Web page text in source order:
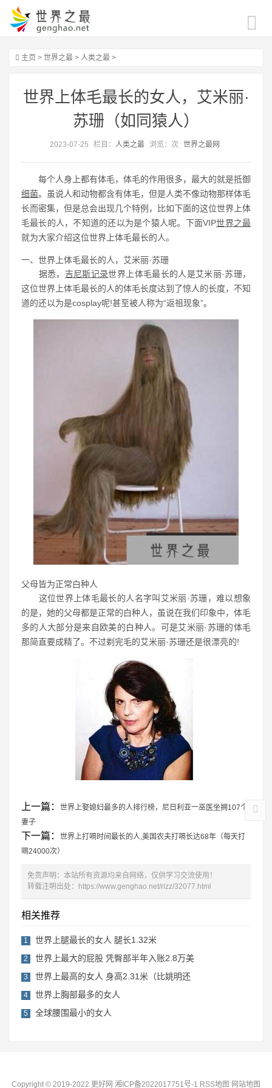
主页 > 世界之最 > 人类之最 >
世界上体毛最长的女人，艾米丽·
苏珊（如同猿人）
2023-07-25 栏目： 人类之最 浏览： 次 世界之最网
每个人身上都有体毛，体毛的作用很多，最大的就是抵御
细菌。虽说人和动物都含有体毛，但是人类不像动物那样体毛
长而密集，但是总会出现几个特例，比如下面的这位世界上体
毛最长的人，不知道的还以为是个猿人呢。下面VIP世界之最
就为大家介绍这位世界上体毛最长的人。
一、世界上体毛最长的人，艾米丽·苏珊
据悉， 吉尼斯记录世界上体毛最长的人是艾米丽·苏珊，
这位世界上体毛最长的人的体毛长度达到了惊人的长度，不知
道的还以为是cosplay呢!甚至被人称为“返祖现象”。
父母皆为正常白种人
这位世界上体毛最长的人名字叫艾米丽·苏珊，难以想象
的是，她的父母都是正常的白种人，虽说在我们印象中，体毛
多的人大部分是来自欧美的白种人。可是艾米丽·苏珊的体毛
那简直要成精了。不过剃完毛的艾米丽·苏珊还是很漂亮的!
上一篇：
世界上娶媳妇最多的人排行榜，尼日利亚一巫医坐拥107个
妻子
下一篇：
世界上打嗝时间最长的人,美国农夫打嗝长达68年（每天打
嗝24000次）
免责声明：本站所有资源均来自网络，仅供学习交流使用！
转载注明出处：
https://www.genghao.net/rlzz/32077.html
相关推荐
1 世界上腿最长的女人 腿长1.32米
2 世界上最大的屁股 凭臀部半年入账2.8万美
3 世界上最高的女人 身高2.31米（比姚明还
4 世界上胸部最多的女人
5 全球腰围最小的女人
Copyright © 2019-2022 更好网 湘ICP备2022017751号-1 RSS地图 网站地图